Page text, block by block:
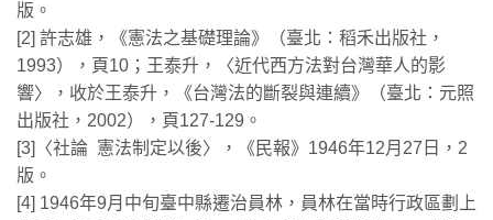
版。
[2] 許志雄，《憲法之基礎理論》（臺北：稻禾出版社，
1993），頁10；王泰升，〈近代西方法對台灣華人的影
響〉，收於王泰升，《台灣法的斷裂與連續》（臺北：元照
出版社，2002），頁127-129。
[3]〈社論 憲法制定以後〉，《民報》1946年12月27日，2
版。
[4] 1946年9月中旬臺中縣遷治員林，員林在當時行政區劃上